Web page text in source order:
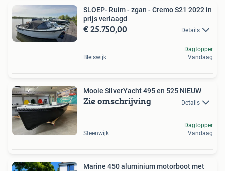
SLOEP- Ruim - zgan - Cremo S21 2022 in
prijs verlaagd
€ 25.750,00 Details
Bleiswijk
Dagtopper
Vandaag
Mooie SilverYacht 495 en 525 NIEUW
Zie omschrijving Details
Steenwijk
Dagtopper
Vandaag
Marine 450 aluminium motorboot met